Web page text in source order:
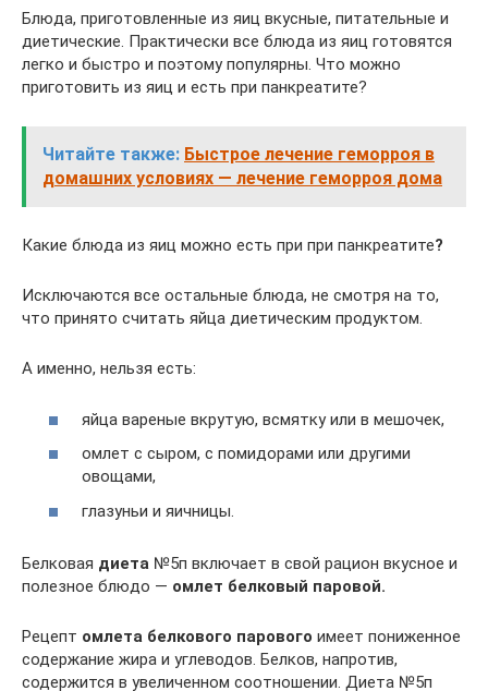
Блюда, приготовленные из яиц вкусные, питательные и
диетические. Практически все блюда из яиц готовятся
легко и быстро и поэтому популярны. Что можно
приготовить из яиц и есть при панкреатите?
Читайте также: Быстрое лечение геморроя в
домашних условиях — лечение геморроя дома
Какие блюда из яиц можно есть при при панкреатите?
Исключаются все остальные блюда, не смотря на то,
что принято считать яйца диетическим продуктом.
А именно, нельзя есть:
яйца вареные вкрутую, всмятку или в мешочек,
омлет с сыром, с помидорами или другими
овощами,
глазуньи и яичницы.
Белковая диета №5п включает в свой рацион вкусное и
полезное блюдо — омлет белковый паровой.
Рецепт омлета белкового парового имеет пониженное
содержание жира и углеводов. Белков, напротив,
содержится в увеличенном соотношении. Диета №5п